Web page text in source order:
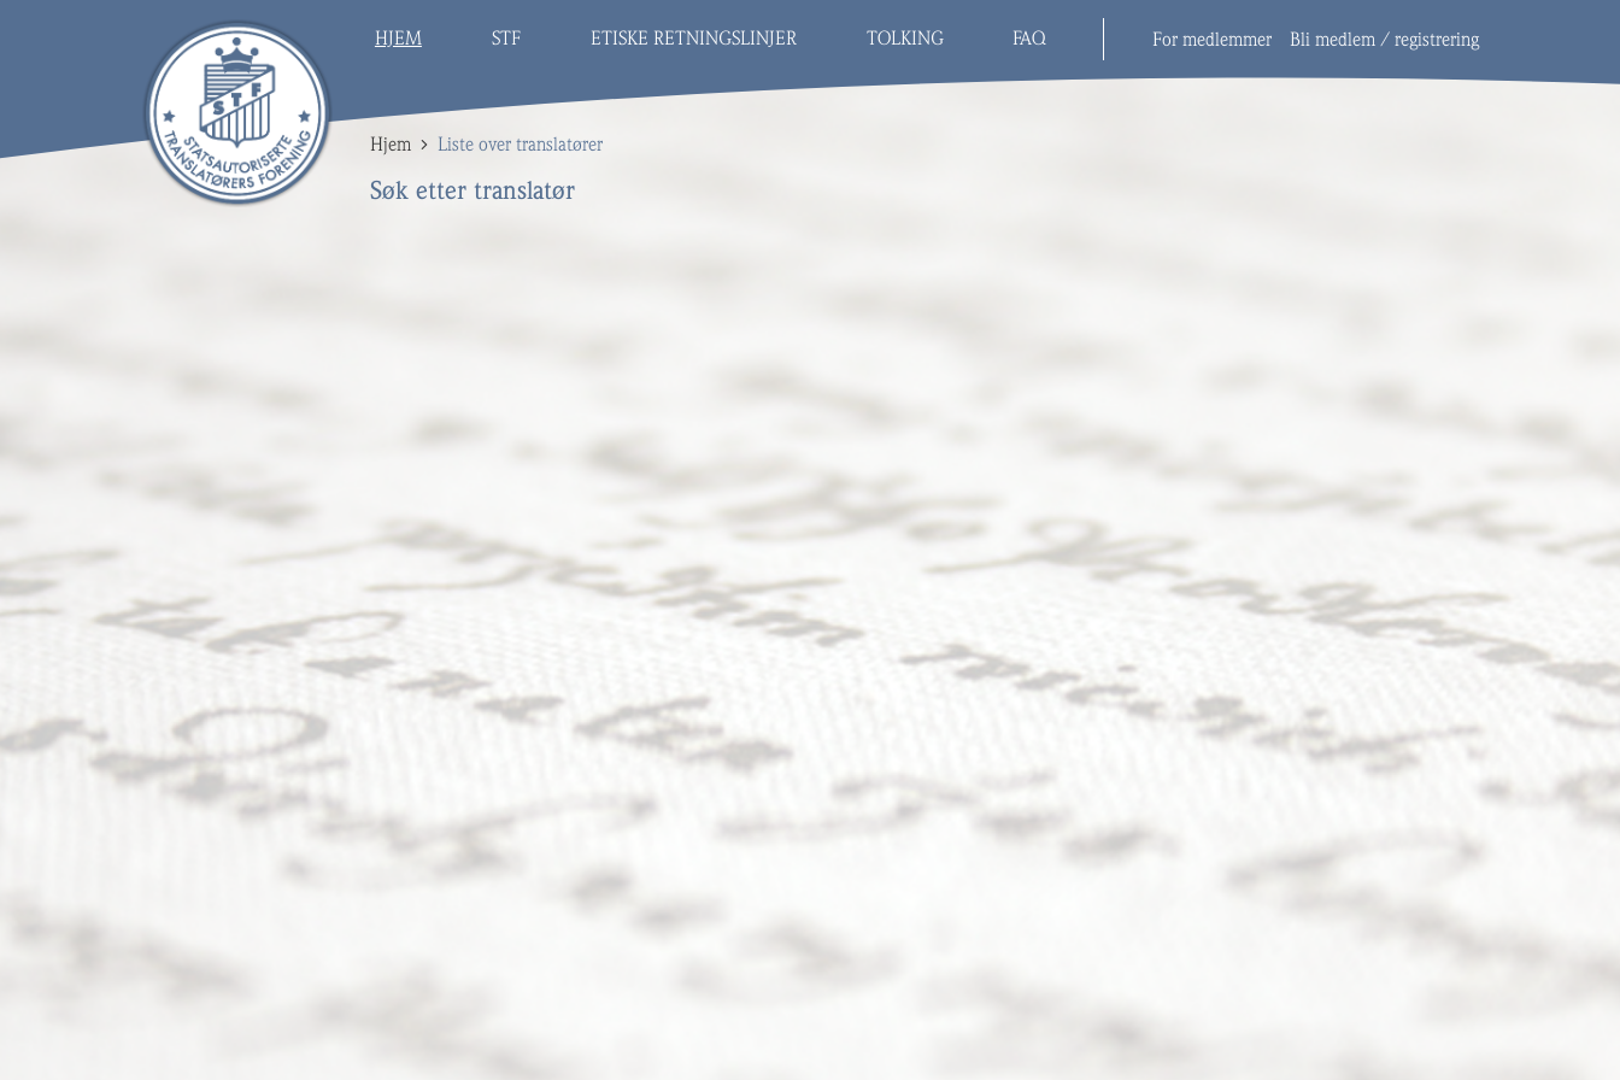
HJEM STF ETISKE RETNINGSLINJER TOLKING FAQ For medlemmer Bli medlem / registrering
Hjem Liste over translatører
Søk etter translatør